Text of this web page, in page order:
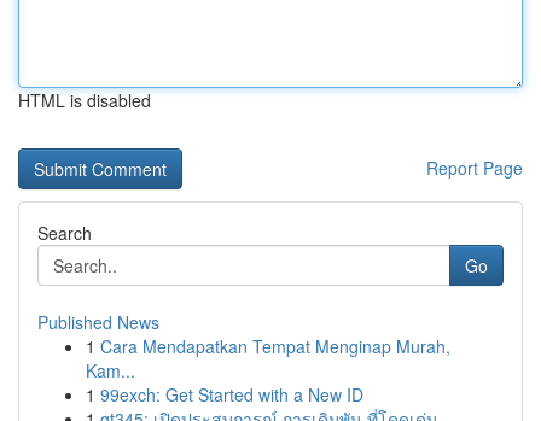
HTML is disabled
Report Page
Search
Go
Published News
1 Cara Mendapatkan Tempat Menginap Murah,
Kam...
1 99exch: Get Started with a New ID